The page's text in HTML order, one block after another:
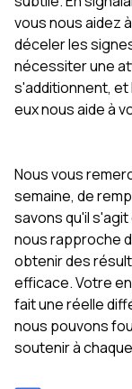
vous nous aidez
déceler les
nécessiter une
s'additionnent,
eux nous aide à
Nous vous
semaine, de
savons qu'il
nous rapproche
obtenir des
efficace. Votre
fait une réelle
nous pouvons
soutenir à